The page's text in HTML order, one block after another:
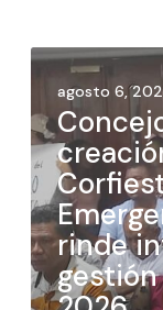
agosto 6,
rinde